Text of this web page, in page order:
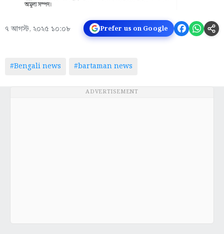
৭ আগস্ট, ২০২৫ ১০:০৮ Prefer us on Google
#Bengali news #bartaman news
ADVERTISEMENT